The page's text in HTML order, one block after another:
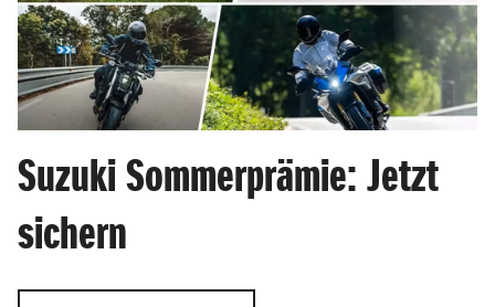
Suzuki Sommerprämie: Jetzt
sichern